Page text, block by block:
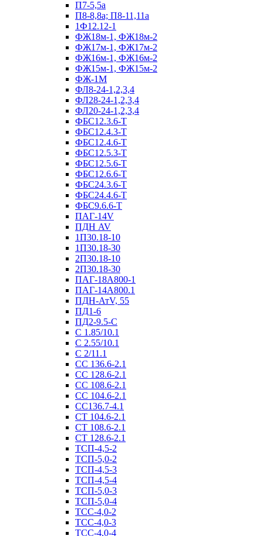
П7-5,5а
П8-8,8а; П8-11,11а
1Ф12.12-1
ФЖ18м-1, ФЖ18м-2
ФЖ17м-1, ФЖ17м-2
ФЖ16м-1, ФЖ16м-2
ФЖ15м-1, ФЖ15м-2
ФЖ-1М
ФЛ8-24-1,2,3,4
ФЛ28-24-1,2,3,4
ФЛ20-24-1,2,3,4
ФБС12.3.6-Т
ФБС12.4.3-Т
ФБС12.4.6-Т
ФБС12.5.3-Т
ФБС12.5.6-Т
ФБС12.6.6-Т
ФБС24.3.6-Т
ФБС24.4.6-Т
ФБС9.6.6-Т
ПАГ-14V
ПДН AV
1П30.18-10
1П30.18-30
2П30.18-10
2П30.18-30
ПАГ-18А800-1
ПАГ-14А800.1
ПДН-АтV, 55
ПД1-6
ПД2-9.5-С
С 1.85/10.1
С 2.55/10.1
С 2/11.1
СС 136.6-2.1
СС 128.6-2.1
СС 108.6-2.1
СС 104.6-2.1
СС136.7-4.1
СТ 104.6-2.1
СТ 108.6-2.1
СТ 128.6-2.1
ТСП-4,5-2
ТСП-5,0-2
ТСП-4,5-3
ТСП-4,5-4
ТСП-5,0-3
ТСП-5,0-4
ТСС-4,0-2
ТСС-4,0-3
ТСС-4,0-4